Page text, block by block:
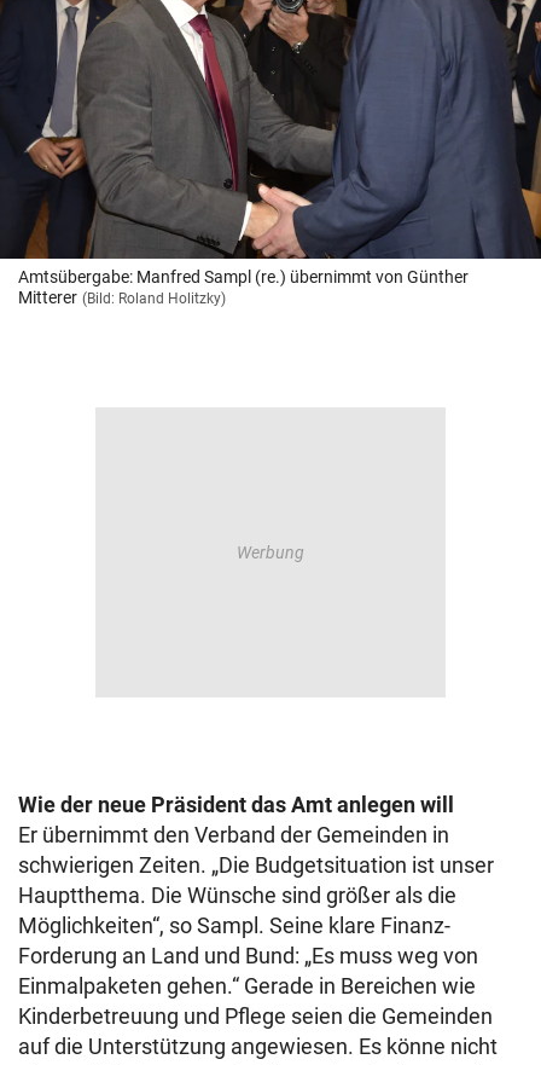
Amtsübergabe: Manfred Sampl (re.) übernimmt von Günther
Mitterer (Bild: Roland Holitzky)
Wie der neue Präsident das Amt anlegen will
Er übernimmt den Verband der Gemeinden in
schwierigen Zeiten. „Die Budgetsituation ist unser
Hauptthema. Die Wünsche sind größer als die
Möglichkeiten“, so Sampl. Seine klare Finanz-
Forderung an Land und Bund: „Es muss weg von
Einmalpaketen gehen.“ Gerade in Bereichen wie
Kinderbetreuung und Pflege seien die Gemeinden
auf die Unterstützung angewiesen. Es könne nicht